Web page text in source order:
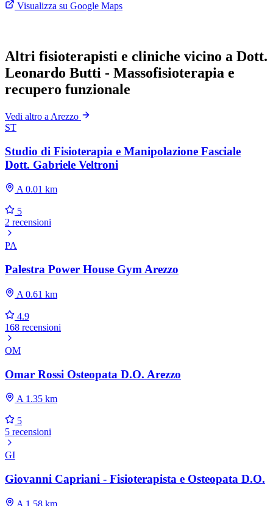
Visualizza su Google Maps
Altri fisioterapisti e cliniche vicino a Dott.
Leonardo Butti - Massofisioterapia e
recupero funzionale
Vedi altro a Arezzo
ST
Studio di Fisioterapia e Manipolazione Fasciale
Dott. Gabriele Veltroni
A 0.01 km
5
2 recensioni
PA
Palestra Power House Gym Arezzo
A 0.61 km
4.9
168 recensioni
OM
Omar Rossi Osteopata D.O. Arezzo
A 1.35 km
5
5 recensioni
GI
Giovanni Capriani - Fisioterapista e Osteopata D.O.
A 1.58 km